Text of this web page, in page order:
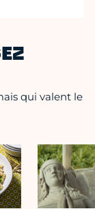
qui valent le